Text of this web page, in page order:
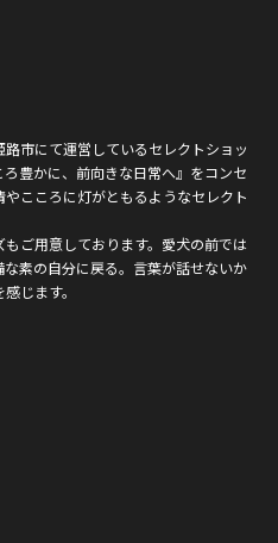
市にて運営しているセレクトショッ
豊かに、前向きな日常へ』をコンセ
こころに灯がともるようなセレクト
ご用意しております。愛犬の前では
素の自分に戻る。言葉が話せないか
じます。